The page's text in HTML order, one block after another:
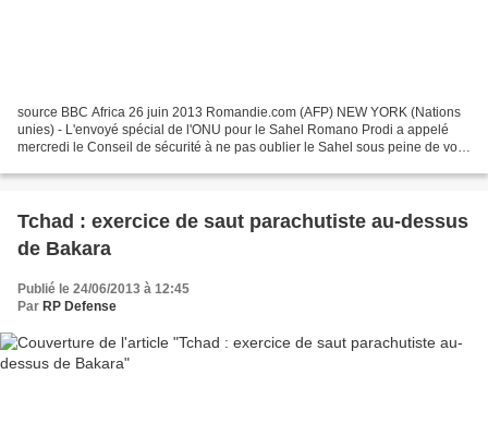
source BBC Africa 26 juin 2013 Romandie.com (AFP) NEW YORK (Nations
unies) - L'envoyé spécial de l'ONU pour le Sahel Romano Prodi a appelé
mercredi le Conseil de sécurité à ne pas oublier le Sahel sous peine de voir
Tchad : exercice de saut parachutiste au-dessus
de Bakara
Publié le 24/06/2013 à 12:45
Par RP Defense